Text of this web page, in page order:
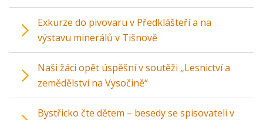
Exkurze do pivovaru v Předklášteří a na
výstavu minerálů v Tišnově
Naši žáci opět úspěšní v soutěži „Lesnictví a
zemědělství na Vysočině“
Bystřicko čte dětem – besedy se spisovateli v